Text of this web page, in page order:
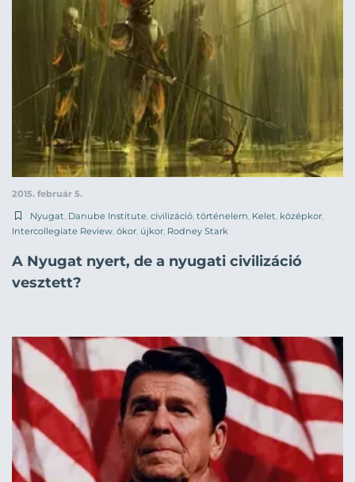
2015. február 5.
Nyugat, Danube Institute, civilizáció, történelem, Kelet, középkor,
Intercollegiate Review, ókor, újkor, Rodney Stark
A Nyugat nyert, de a nyugati civilizáció
vesztett?